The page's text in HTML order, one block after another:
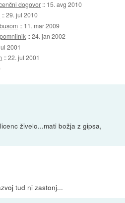
dogovor :: 15. avg 2010
::29. jul 2010
:: 11. mar 2009
::24. jan 2002
2001
::22. jul 2001
živelo...mati božja z gipsa,
tud ni zastonj...